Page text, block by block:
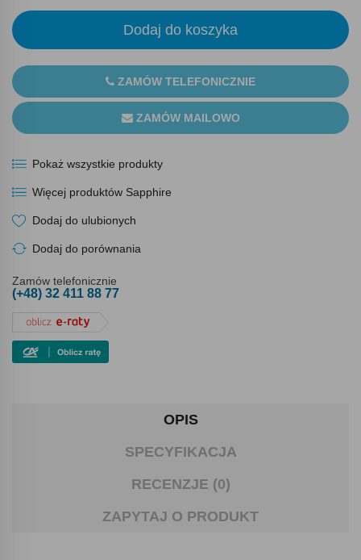
Dodaj do koszyka
ZAMÓW TELEFONICZNIE
ZAMÓW MAILOWO
Pokaż wszystkie produkty
Więcej produktów Sapphire
Dodaj do ulubionych
Dodaj do porównania
Zamów telefonicznie
(+48) 32 411 88 77
OPIS
SPECYFIKACJA
RECENZJE (0)
ZAPYTAJ O PRODUKT